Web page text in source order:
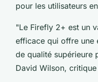
pour les utilisateurs
"Le Firefly 2+ est un
efficace qui offre une
de qualité supérieure
David Wilson,